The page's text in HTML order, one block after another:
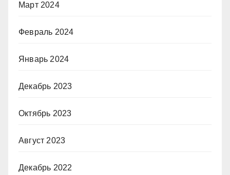
Март 2024
Февраль 2024
Январь 2024
Декабрь 2023
Октябрь 2023
Август 2023
Декабрь 2022